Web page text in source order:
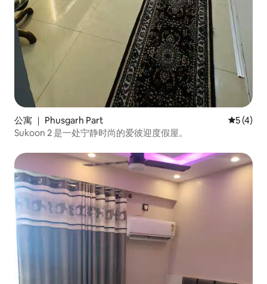
公寓 ｜ Phusgarh Part 平均评分
5 (4)
Sukoon 2 是一处宁静时尚的爱彼迎度假屋。